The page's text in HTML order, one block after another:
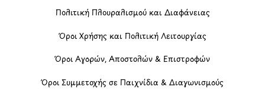
Πολιτική Πλουραλισμού και Διαφάνειας
Όροι Χρήσης και Πολιτική Λειτουργίας
Όροι Αγορών, Αποστολών & Επιστροφών
Όροι Συμμετοχής σε Παιχνίδια & Διαγωνισμούς